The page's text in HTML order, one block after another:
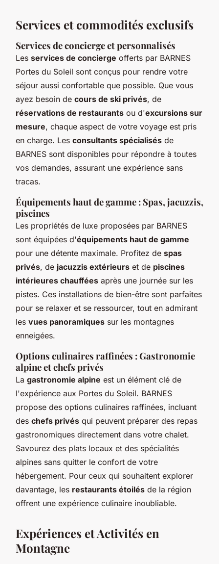
Services et commodités exclusifs
Services de concierge et personnalisés
Les services de concierge offerts par BARNES
Portes du Soleil sont conçus pour rendre votre
séjour aussi confortable que possible. Que vous
ayez besoin de cours de ski privés, de
réservations de restaurants ou d'excursions sur
mesure, chaque aspect de votre voyage est pris
en charge. Les consultants spécialisés de
BARNES sont disponibles pour répondre à toutes
vos demandes, assurant une expérience sans
tracas.
Équipements haut de gamme : Spas, jacuzzis,
piscines
Les propriétés de luxe proposées par BARNES
sont équipées d'équipements haut de gamme
pour une détente maximale. Profitez de spas
privés, de jacuzzis extérieurs et de piscines
intérieures chauffées après une journée sur les
pistes. Ces installations de bien-être sont parfaites
pour se relaxer et se ressourcer, tout en admirant
les vues panoramiques sur les montagnes
enneigées.
Options culinaires raffinées : Gastronomie
alpine et chefs privés
La gastronomie alpine est un élément clé de
l'expérience aux Portes du Soleil. BARNES
propose des options culinaires raffinées, incluant
des chefs privés qui peuvent préparer des repas
gastronomiques directement dans votre chalet.
Savourez des plats locaux et des spécialités
alpines sans quitter le confort de votre
hébergement. Pour ceux qui souhaitent explorer
davantage, les restaurants étoilés de la région
offrent une expérience culinaire inoubliable.
Expériences et Activités en
Montagne